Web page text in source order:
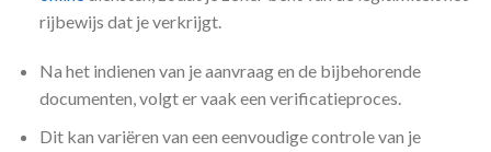
rijbewijs dat je verkrijgt.
Na het indienen van je aanvraag en de bijbehorende
documenten, volgt er vaak een verificatieproces.
Dit kan variëren van een eenvoudige controle van je